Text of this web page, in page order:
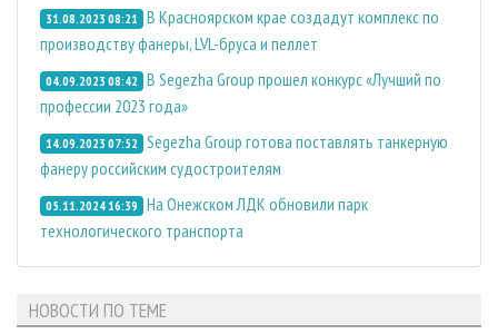
31.08.2023 08:21 В Красноярском крае создадут комплекс по
производству фанеры, LVL-бруса и пеллет
04.09.2023 08:42 В Segezha Group прошел конкурс «Лучший по
профессии 2023 года»
14.09.2023 07:52 Segezha Group готова поставлять танкерную
фанеру российским судостроителям
05.11.2024 16:39 На Онежском ЛДК обновили парк
технологического транспорта
НОВОСТИ ПО ТЕМЕ